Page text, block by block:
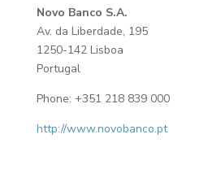
Novo Banco S.A.
Av. da Liberdade, 195
1250-142 Lisboa
Portugal
Phone: +351 218 839 000
http://www.novobanco.pt